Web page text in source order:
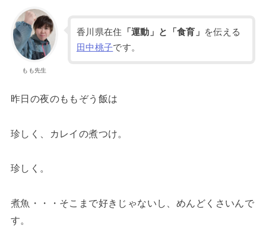
もも先生
香川県在住 「運動」と「食育」
を伝える
田中桃子です。
昨日の夜のももぞう飯は
珍しく、カレイの煮つけ。
珍しく。
煮魚・・・そこまで好きじゃないし、めんどくさいんで
す。